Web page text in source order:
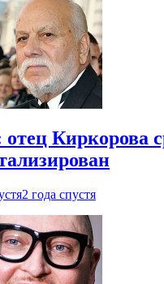
Киркорова
2 года спустя